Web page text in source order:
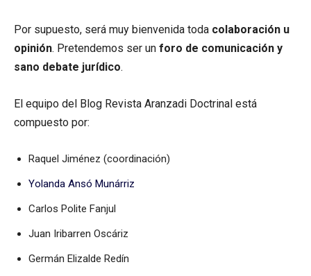
Por supuesto, será muy bienvenida toda colaboración u
opinión. Pretendemos ser un foro de comunicación y
sano debate jurídico.
El equipo del Blog Revista Aranzadi Doctrinal está
compuesto por:
Raquel Jiménez (coordinación)
Yolanda Ansó Munárriz
Carlos Polite Fanjul
Juan Iribarren Oscáriz
Germán Elizalde Redín